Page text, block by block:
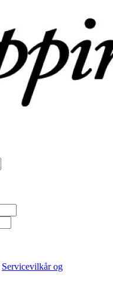
Servicevilkår og